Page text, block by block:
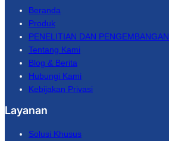
Beranda
Produk
PENELITIAN DAN PENGEMBANGAN
Tentang Kami
Blog & Berita
Hubungi Kami
Kebijakan Privasi
Layanan
Solusi Khusus